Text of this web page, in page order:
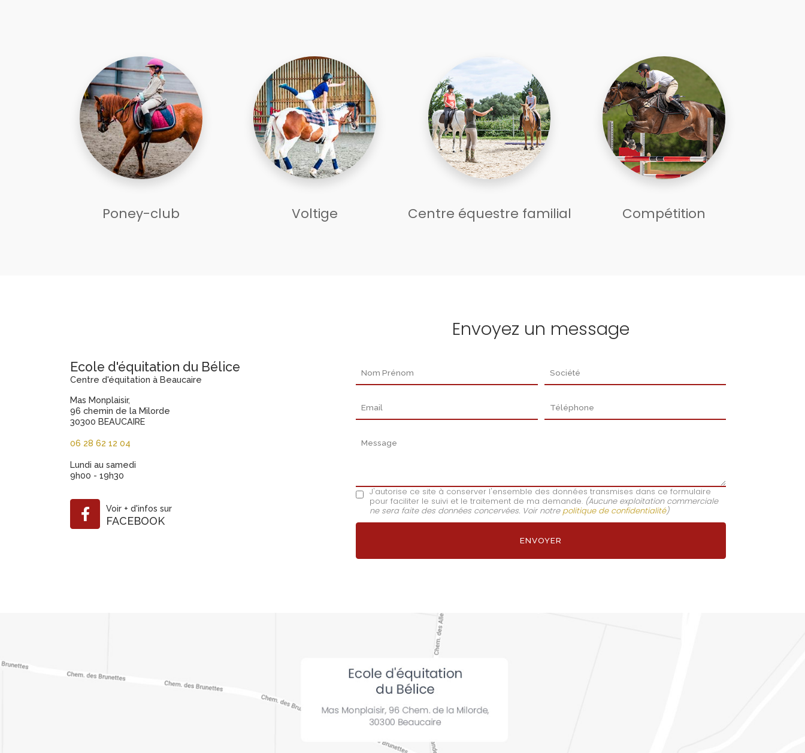
Poney-club Voltige Centre équestre familial Compétition
Ecole d'équitation du Bélice
Centre d'équitation à Beaucaire
Mas Monplaisir,
96 chemin de la Milorde
30300 BEAUCAIRE
06 28 62 12 04
Lundi au samedi
9h00 - 19h30
Voir + d'infos sur
FACEBOOK
Envoyez un message
Nom Prénom Société
Email Téléphone
Message
J'autorise ce site à conserver l'ensemble des données transmises dans ce formulaire
pour faciliter le suivi et le traitement de ma demande. (Aucune exploitation commerciale
ne sera faite des données concervées. Voir notre politique de confidentialité)